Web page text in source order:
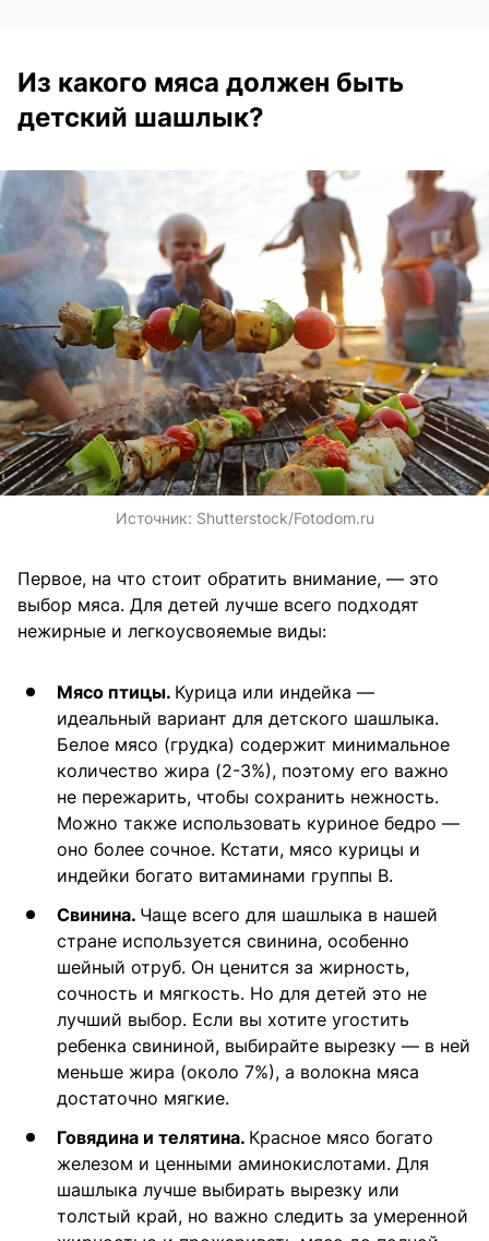
Из какого мяса должен быть
детский шашлык?
Источник: Shutterstock/Fotodom.ru
Первое, на что стоит обратить внимание, — это
выбор мяса. Для детей лучше всего подходят
нежирные и легкоусвояемые виды:
Мясо птицы. Курица или индейка —
идеальный вариант для детского шашлыка.
Белое мясо (грудка) содержит минимальное
количество жира (2-3%), поэтому его важно
не пережарить, чтобы сохранить нежность.
Можно также использовать куриное бедро —
оно более сочное. Кстати, мясо курицы и
индейки богато витаминами группы B.
Свинина. Чаще всего для шашлыка в нашей
стране используется свинина, особенно
шейный отруб. Он ценится за жирность,
сочность и мягкость. Но для детей это не
лучший выбор. Если вы хотите угостить
ребенка свининой, выбирайте вырезку — в ней
меньше жира (около 7%), а волокна мяса
достаточно мягкие.
Говядина и телятина. Красное мясо богато
железом и ценными аминокислотами. Для
шашлыка лучше выбирать вырезку или
толстый край, но важно следить за умеренной